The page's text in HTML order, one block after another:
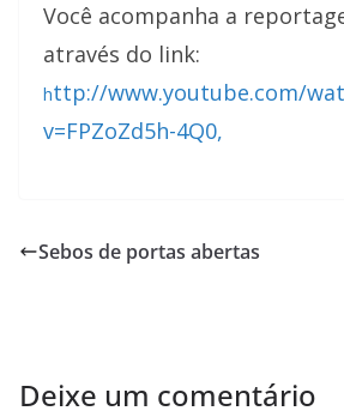
Você acompanha a
através do link:
http://www.youtube.com/
v=FPZoZd5h-4Q0,
Sebos de portas abertas
Deixe um comentário